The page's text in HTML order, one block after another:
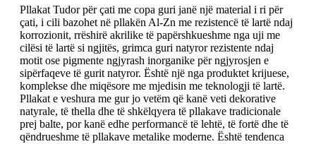
Pllakat Tudor për çati me copa guri janë një material i ri për
çati, i cili bazohet në pllakën Al-Zn me rezistencë të lartë ndaj
korrozionit, rrëshirë akrilike të papërshkueshme nga uji me
cilësi të lartë si ngjitës, grimca guri natyror rezistente ndaj
motit ose pigmente ngjyrash inorganike për ngjyrosjen e
sipërfaqeve të gurit natyror. Është një nga produktet krijuese,
komplekse dhe miqësore me mjedisin me teknologji të lartë.
Pllakat e veshura me gur jo vetëm që kanë veti dekorative
natyrale, të thella dhe të shkëlqyera të pllakave tradicionale
prej balte, por kanë edhe performancë të lehtë, të fortë dhe të
qëndrueshme të pllakave metalike moderne. Është tendenca